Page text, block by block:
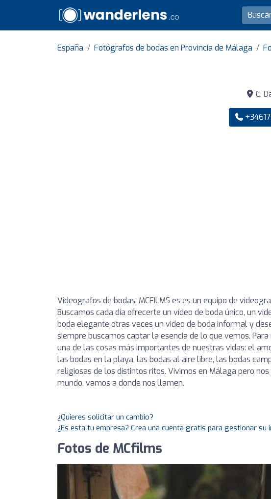
España Fotógrafos de bodas en Provincia de Málaga
C.
Videografos de bodas. MCFILMS es es un equipo de
Buscamos cada día ofrecerte un vídeo de boda único, un
boda elegante otras veces un video de boda informal y
siempre buscamos captar la esencia de lo que vemos.
una de las cosas más importantes de nuestras vidas: el
las bodas en la playa, las bodas al aire libre, las bodas
religiosas de los distintos ritos. Vivimos en Málaga pero
mundo, vamos a donde nos llamen.
¿Quieres solicitar un cambio?
¿Es esta tu empresa? Crea una cuenta gratis para gestionar su
Fotos de MCfilms